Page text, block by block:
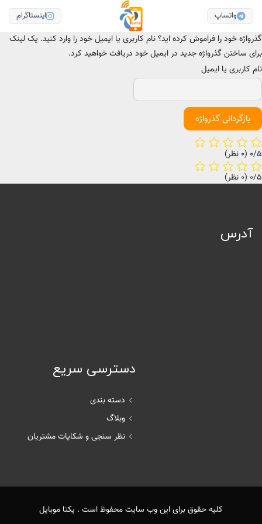
واتساپ اینستاگرام
گذرواژه خود را فراموش کرده اید؟ نام کاربری یا ایمیل خود را وارد کنید. یک لینک
برای ساختن گذرواژه جدید در ایمیل خود دریافت خواهید کرد.
نام کاربری یا ایمیل
بازگردانی گذرواژه
‫0/5 ‫(0 نظر)
‫0/5 ‫(0 نظر)
آدرس
دسترسی سریع
دسته بندی
وبلاگ
نظر سنجی و شکایات مشتریان
کلیه حقوق برای این وب سایت محفوظ است . یکتا موبایل